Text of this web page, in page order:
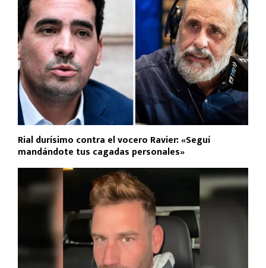
Rial durísimo contra el vocero Ravier: «Seguí
mandándote tus cagadas personales»